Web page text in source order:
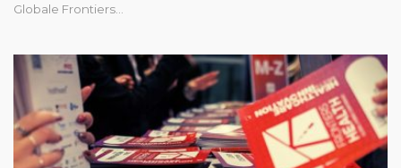
Globale Frontiers…